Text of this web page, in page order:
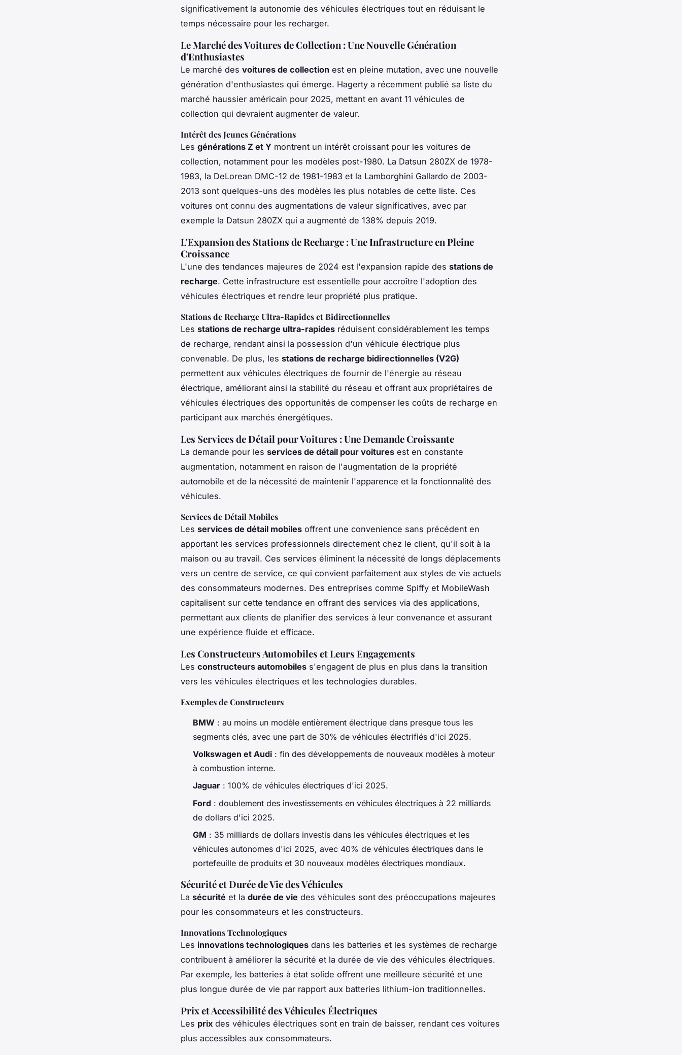
significativement la autonomie des véhicules électriques tout en réduisant le
temps nécessaire pour les recharger.
Le Marché des Voitures de Collection : Une Nouvelle Génération
d'Enthusiastes
Le marché des voitures de collection est en pleine mutation, avec une nouvelle
génération d'enthusiastes qui émerge. Hagerty a récemment publié sa liste du
marché haussier américain pour 2025, mettant en avant 11 véhicules de
collection qui devraient augmenter de valeur.
Intérêt des Jeunes Générations
Les générations Z et Y montrent un intérêt croissant pour les voitures de
collection, notamment pour les modèles post-1980. La Datsun 280ZX de 1978-
1983, la DeLorean DMC-12 de 1981-1983 et la Lamborghini Gallardo de 2003-
2013 sont quelques-uns des modèles les plus notables de cette liste. Ces
voitures ont connu des augmentations de valeur significatives, avec par
exemple la Datsun 280ZX qui a augmenté de 138% depuis 2019.
L'Expansion des Stations de Recharge : Une Infrastructure en Pleine
Croissance
L'une des tendances majeures de 2024 est l'expansion rapide des stations de
recharge. Cette infrastructure est essentielle pour accroître l'adoption des
véhicules électriques et rendre leur propriété plus pratique.
Stations de Recharge Ultra-Rapides et Bidirectionnelles
Les stations de recharge ultra-rapides réduisent considérablement les temps
de recharge, rendant ainsi la possession d'un véhicule électrique plus
convenable. De plus, les stations de recharge bidirectionnelles (V2G)
permettent aux véhicules électriques de fournir de l'énergie au réseau
électrique, améliorant ainsi la stabilité du réseau et offrant aux propriétaires de
véhicules électriques des opportunités de compenser les coûts de recharge en
participant aux marchés énergétiques.
Les Services de Détail pour Voitures : Une Demande Croissante
La demande pour les services de détail pour voitures est en constante
augmentation, notamment en raison de l'augmentation de la propriété
automobile et de la nécessité de maintenir l'apparence et la fonctionnalité des
véhicules.
Services de Détail Mobiles
Les services de détail mobiles offrent une convenience sans précédent en
apportant les services professionnels directement chez le client, qu'il soit à la
maison ou au travail. Ces services éliminent la nécessité de longs déplacements
vers un centre de service, ce qui convient parfaitement aux styles de vie actuels
des consommateurs modernes. Des entreprises comme Spiffy et MobileWash
capitalisent sur cette tendance en offrant des services via des applications,
permettant aux clients de planifier des services à leur convenance et assurant
une expérience fluide et efficace.
Les Constructeurs Automobiles et Leurs Engagements
Les constructeurs automobiles s'engagent de plus en plus dans la transition
vers les véhicules électriques et les technologies durables.
Exemples de Constructeurs
BMW : au moins un modèle entièrement électrique dans presque tous les
segments clés, avec une part de 30% de véhicules électrifiés d'ici 2025.
Volkswagen et Audi : fin des développements de nouveaux modèles à moteur
à combustion interne.
Jaguar : 100% de véhicules électriques d'ici 2025.
Ford : doublement des investissements en véhicules électriques à 22 milliards
de dollars d'ici 2025.
GM : 35 milliards de dollars investis dans les véhicules électriques et les
véhicules autonomes d'ici 2025, avec 40% de véhicules électriques dans le
portefeuille de produits et 30 nouveaux modèles électriques mondiaux.
Sécurité et Durée de Vie des Véhicules
La sécurité et la durée de vie des véhicules sont des préoccupations majeures
pour les consommateurs et les constructeurs.
Innovations Technologiques
Les innovations technologiques dans les batteries et les systèmes de recharge
contribuent à améliorer la sécurité et la durée de vie des véhicules électriques.
Par exemple, les batteries à état solide offrent une meilleure sécurité et une
plus longue durée de vie par rapport aux batteries lithium-ion traditionnelles.
Prix et Accessibilité des Véhicules Électriques
Les prix des véhicules électriques sont en train de baisser, rendant ces voitures
plus accessibles aux consommateurs.